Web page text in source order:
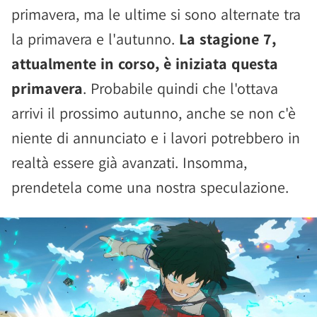
primavera, ma le ultime si sono alternate tra
la primavera e l'autunno. La stagione 7,
attualmente in corso, è iniziata questa
primavera. Probabile quindi che l'ottava
arrivi il prossimo autunno, anche se non c'è
niente di annunciato e i lavori potrebbero in
realtà essere già avanzati. Insomma,
prendetela come una nostra speculazione.